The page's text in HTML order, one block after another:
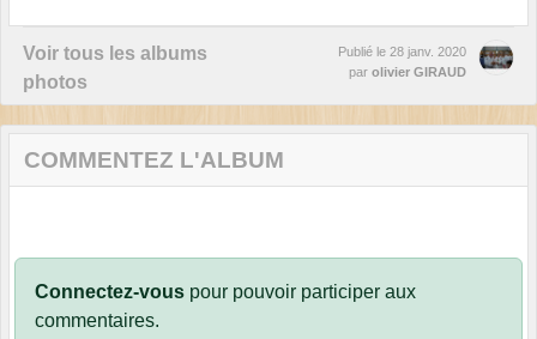
Voir tous les albums
photos
Publié le 28 janv. 2020
par olivier GIRAUD
COMMENTEZ L'ALBUM
Connectez-vous pour pouvoir participer aux
commentaires.